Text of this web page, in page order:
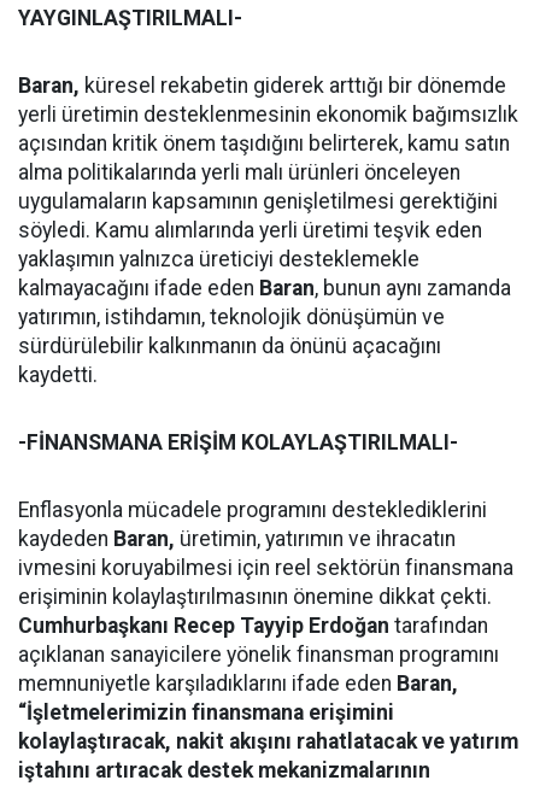
YAYGINLAŞTIRILMALI-
Baran, küresel rekabetin giderek arttığı bir dönemde
yerli üretimin desteklenmesinin ekonomik bağımsızlık
açısından kritik önem taşıdığını belirterek, kamu satın
alma politikalarında yerli malı ürünleri önceleyen
uygulamaların kapsamının genişletilmesi gerektiğini
söyledi. Kamu alımlarında yerli üretimi teşvik eden
yaklaşımın yalnızca üreticiyi desteklemekle
kalmayacağını ifade eden Baran, bunun aynı zamanda
yatırımın, istihdamın, teknolojik dönüşümün ve
sürdürülebilir kalkınmanın da önünü açacağını
kaydetti.
-FİNANSMANA ERİŞİM KOLAYLAŞTIRILMALI-
Enflasyonla mücadele programını desteklediklerini
kaydeden Baran, üretimin, yatırımın ve ihracatın
ivmesini koruyabilmesi için reel sektörün finansmana
erişiminin kolaylaştırılmasının önemine dikkat çekti.
Cumhurbaşkanı Recep Tayyip Erdoğan tarafından
açıklanan sanayicilere yönelik finansman programını
memnuniyetle karşıladıklarını ifade eden Baran,
“İşletmelerimizin finansmana erişimini
kolaylaştıracak, nakit akışını rahatlatacak ve yatırım
iştahını artıracak destek mekanizmalarının